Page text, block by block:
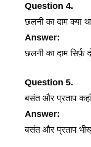
Question 4.
छलनी का दाम क्या
Answer:
छलनी का दाम सिर्फ़
Question 5.
बसंत और प्रताप
Answer:
बसंत और प्रताप